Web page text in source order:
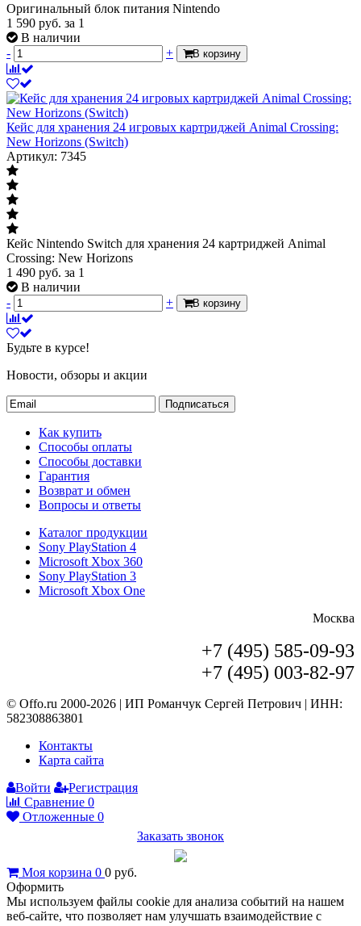
Оригинальный блок питания Nintendo
1 590 руб. за 1
В наличии
-
+ В корзину
Кейс для хранения 24 игровых картриджей Animal Crossing:
New Horizons (Switch)
Артикул: 7345
Кейс Nintendo Switch для хранения 24 картриджей Animal
Crossing: New Horizons
1 490 руб. за 1
В наличии
-
+ В корзину
Будьте в курсе!
Новости, обзоры и акции
Подписаться
Как купить
Способы оплаты
Способы доставки
Гарантия
Возврат и обмен
Вопросы и ответы
Каталог продукции
Sony PlayStation 4
Microsoft Xbox 360
Sony PlayStation 3
Microsoft Xbox One
Москва
+7 (495) 585-09-93
+7 (495) 003-82-97
© Offo.ru 2000-2026 | ИП Романчук Сергей Петрович | ИНН:
582308863801
Контакты
Карта сайта
Войти
Регистрация
Сравнение 0
Отложенные 0
Заказать звонок
Моя корзина 0 0 руб.
Оформить
Мы используем файлы cookie для анализа событий на нашем
веб-сайте, что позволяет нам улучшать взаимодействие с